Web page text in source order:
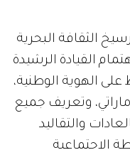
الثقافة البحرية
القيادة الرشيدة
على الهوية الوطنية،
وتعريف جميع
والتقاليد
الاجتماعية